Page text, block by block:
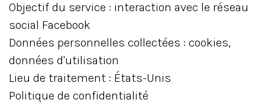
Objectif du service : interaction avec le réseau
social Facebook
Données personnelles collectées : cookies,
données d'utilisation
Lieu de traitement : États-Unis
Politique de confidentialité